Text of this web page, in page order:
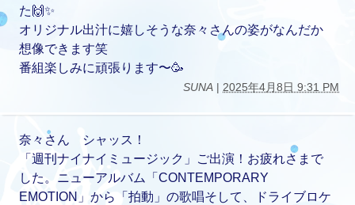
た🙌✨
オリジナル出汁に嬉しそうな奈々さんの姿がなんだか
想像できます笑
番組楽しみに頑張ります〜🥳
SUNA | 2025年4月8日 9:31 PM
奈々さん シャッス！
「週刊ナイナイミュージック」ご出演！お疲れさまで
した。ニューアルバム「CONTEMPORARY
EMOTION」から「拍動」の歌唱そして、ドライブロケ